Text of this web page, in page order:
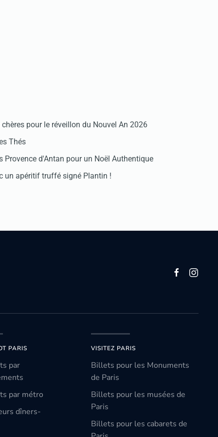
pour le réveillon du Nouvel An 2026
Thés
Provence d'Antan pour un Noël Authentique
un apéritif truffé signé Plantin !
PARIS
par
par métro
dîners-
VISITEZ PARIS
Billets pour les Monuments
de Paris
Billets pour les musées de
Paris
Billets pour les cabarets de